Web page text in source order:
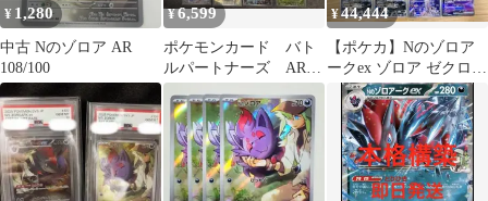
¥ 1,280
中古 Nのゾロア AR
108/100
¥6,599
ポケモンカード バト
ルパートナーズ AR
コンプリート
¥44,444
【ポケカ】Nのゾロア
ークex ゾロア ゼクロム
レシラム モモワロウ
SAR＆AR